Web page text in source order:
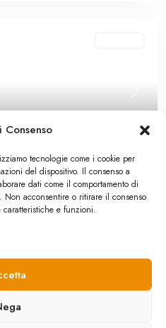
Consenso
tecnologie come i cookie per
del dispositivo. Il consenso a
dati come il comportamento di
acconsentire o ritirare il consenso
e funzioni.
attività
un’attività lavorativa sicura e